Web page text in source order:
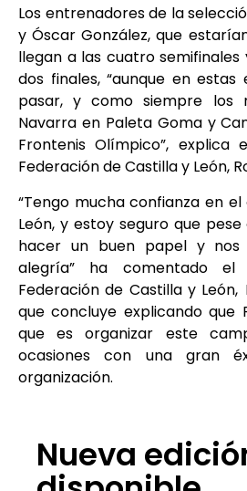
Los entrenadores de la
y Óscar González, que
llegan a las cuatro
dos finales, “aunque en
pasar, y como siempre los
Navarra en Paleta Goma y
Frontenis Olímpico”,
Federación de Castilla y León,
“Tengo mucha confianza en
León, y estoy seguro que
hacer un buen papel y
alegría” ha comentado
Federación de Castilla y León,
que concluye explicando que
que es organizar este
ocasiones con una gran
organización.
Nueva